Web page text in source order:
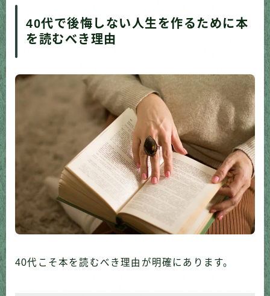
40代で後悔しない人生を作るために本
を読むべき理由
40代こそ本を読むべき理由が明確にあります。